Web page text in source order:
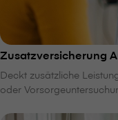
Zusatzversicherung
Deckt zusätzliche
oder